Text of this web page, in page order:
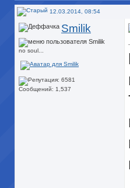
12.03.2014, 08:54
Smilik
no soul...
Сообщений: 1,537